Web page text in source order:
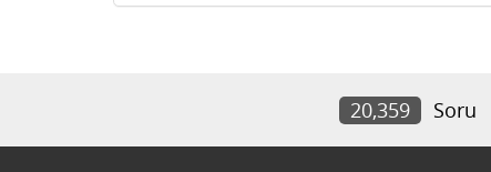
20,359 Soru